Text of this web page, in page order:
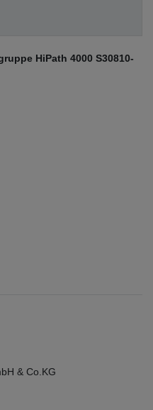
HiPath 4000 S30810-
& Co.KG